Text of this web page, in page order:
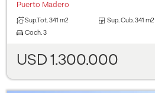
Puerto Madero
Sup.Tot. 341 m2 Sup. Cub. 341 m2
Coch. 3
USD 1.300.000